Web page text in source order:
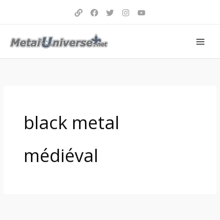
black metal
médiéval